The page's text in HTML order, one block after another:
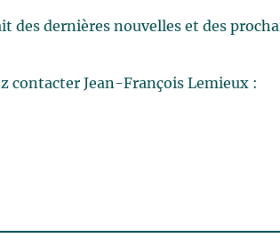
des dernières nouvelles et des
contacter Jean-François Lemieux :